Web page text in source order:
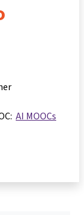
AI MOOCs